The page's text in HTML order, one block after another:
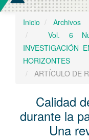
r
C
o
Inicio
Archivos
Vol. 6
INVESTIGACIÓN
HORIZONTES
ARTÍCULO DE
Calidad
durante la
Una